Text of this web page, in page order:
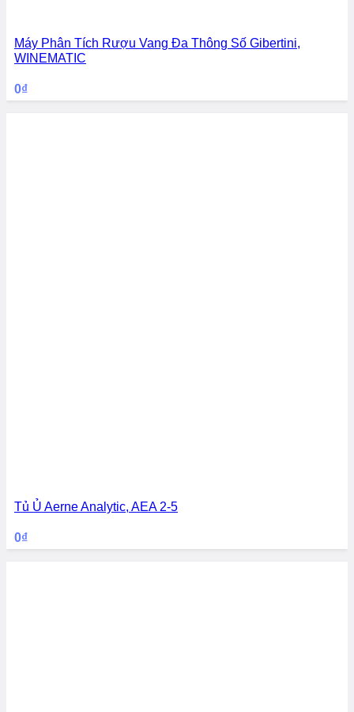
Máy Phân Tích Rượu Vang Đa Thông Số Gibertini,
WINEMATIC
0₫
Tủ Ủ Aerne Analytic, AEA 2-5
0₫